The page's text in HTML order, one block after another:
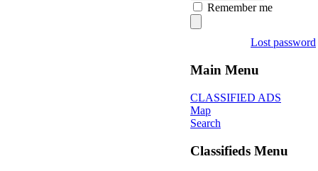
Remember me
Lost password
Main Menu
CLASSIFIED ADS
Map
Search
Classifieds Menu